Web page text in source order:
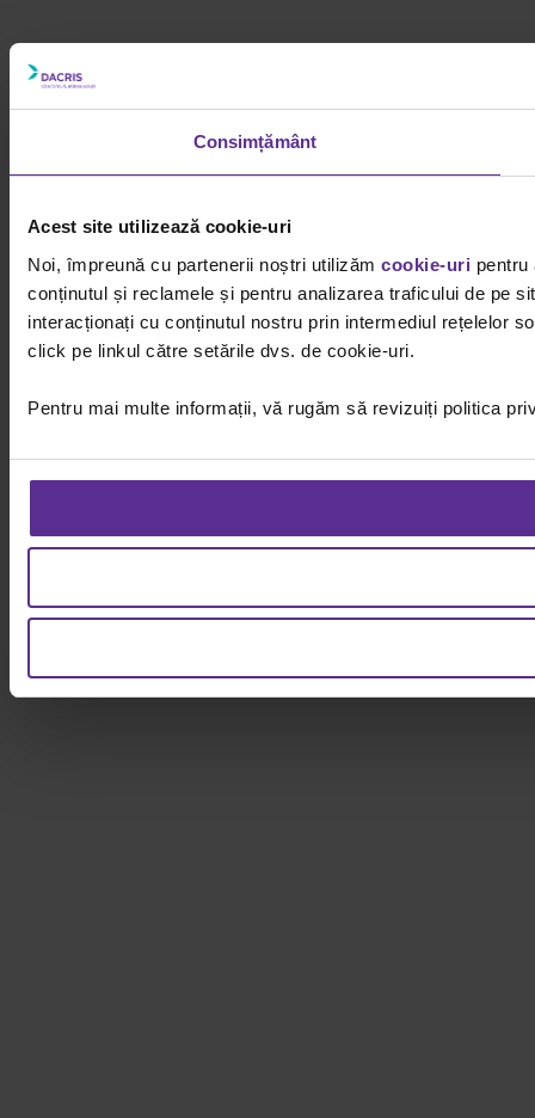
Consimțământ
Acest site utilizează cookie-uri
Noi, împreună cu partenerii noștri utilizăm cookie-uri
conținutul și reclamele și pentru analizarea traficului de pe
interacționați cu conținutul nostru prin intermediul rețelelor
click pe linkul către setările dvs. de cookie-uri.
Pentru mai multe informații, vă rugăm să revizuiți politica